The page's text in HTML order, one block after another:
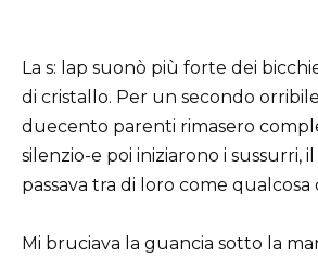
La s: lap suonò più forte dei
di cristallo. Per un secondo
duecento parenti rimasero
silenzio-e poi iniziarono i sussurri,
passava tra di loro come qualcosa
Mi bruciava la guancia sotto la